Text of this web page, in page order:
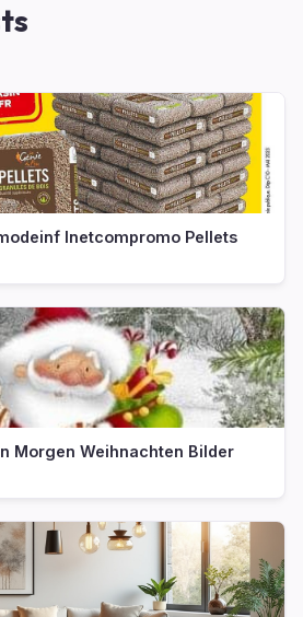
Inetcompromo Pellets
Morgen Weihnachten Bilder